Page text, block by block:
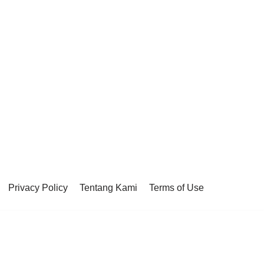
Privacy Policy Tentang Kami Terms of Use